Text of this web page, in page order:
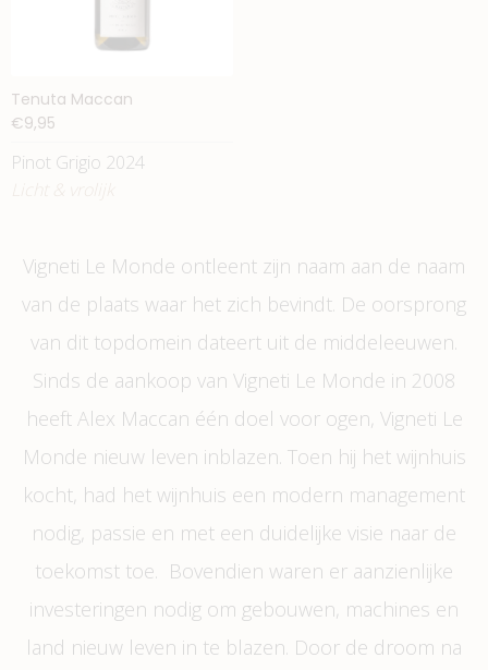
Tenuta Maccan
€9,95
Pinot Grigio 2024
Vigneti Le Monde ontleent zijn naam aan de naam
van de plaats waar het zich bevindt. De oorsprong
van dit topdomein dateert uit de middeleeuwen.
Sinds de aankoop van Vigneti Le Monde in 2008
heeft Alex Maccan één doel voor ogen, Vigneti Le
Monde nieuw leven inblazen. Toen hij het wijnhuis
kocht, had het wijnhuis een modern management
nodig, passie en met een duidelijke visie naar de
toekomst toe. Bovendien waren er aanzienlijke
investeringen nodig om gebouwen, machines en
land nieuw leven in te blazen. Door de droom na